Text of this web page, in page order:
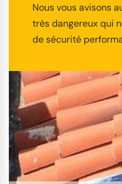
Nous vous avisons
très dangereux qui
de sécurité